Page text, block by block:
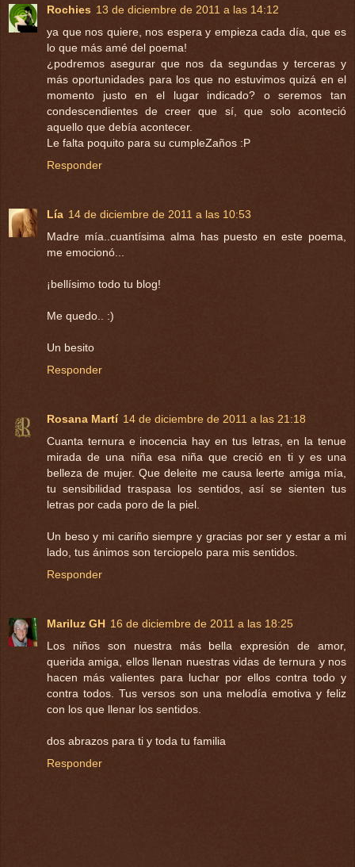
Rochies 13 de diciembre de 2011 a las 14:12
ya que nos quiere, nos espera y empieza cada día, que es
lo que más amé del poema!
¿podremos asegurar que nos da segundas y terceras y
más oportunidades para los que no estuvimos quizá en el
momento justo en el lugar indicado? o seremos tan
condescendientes de creer que sí, que solo aconteció
aquello que debía acontecer.
Le falta poquito para su cumpleZaños :P
Responder
Lía 14 de diciembre de 2011 a las 10:53
Madre mía..cuantísima alma has puesto en este poema,
me emocionó...
¡bellísimo todo tu blog!
Me quedo.. :)
Un besito
Responder
Rosana Martí 14 de diciembre de 2011 a las 21:18
Cuanta ternura e inocencia hay en tus letras, en la tenue
mirada de una niña esa niña que creció en ti y es una
belleza de mujer. Que deleite me causa leerte amiga mía,
tu sensibilidad traspasa los sentidos, así se sienten tus
letras por cada poro de la piel.
Un beso y mi cariño siempre y gracias por ser y estar a mi
lado, tus ánimos son terciopelo para mis sentidos.
Responder
Mariluz GH 16 de diciembre de 2011 a las 18:25
Los niños son nuestra más bella expresión de amor,
querida amiga, ellos llenan nuestras vidas de ternura y nos
hacen más valientes para luchar por ellos contra todo y
contra todos. Tus versos son una melodía emotiva y feliz
con los que llenar los sentidos.
dos abrazos para ti y toda tu familia
Responder